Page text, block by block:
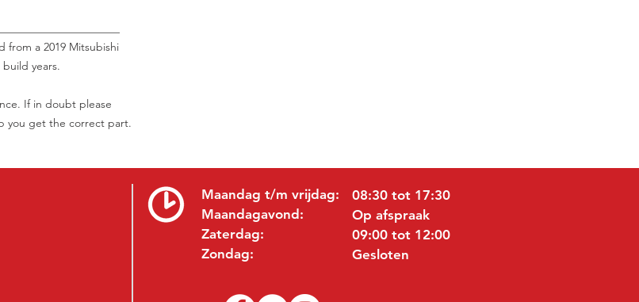
from a 2019 Mitsubishi
years.
If in doubt please
you get the correct part.
Maandag t/m vrijdag:
Maandagavond:
Zaterdag:
Zondag:
08:30 tot 17:30
Op afspraak
09:00 tot 12:00
Gesloten